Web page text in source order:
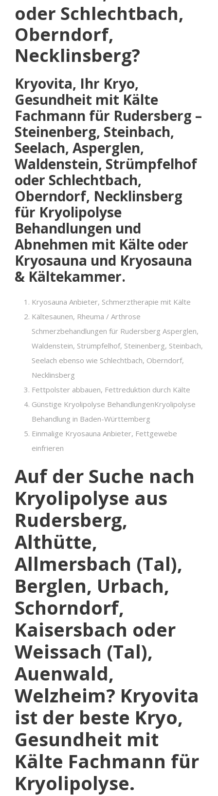
oder Schlechtbach,
Oberndorf,
Necklinsberg?
Kryovita, Ihr Kryo,
Gesundheit mit Kälte
Fachmann für Rudersberg –
Steinenberg, Steinbach,
Seelach, Asperglen,
Waldenstein, Strümpfelhof
oder Schlechtbach,
Oberndorf, Necklinsberg
für Kryolipolyse
Behandlungen und
Abnehmen mit Kälte oder
Kryosauna und Kryosauna
& Kältekammer.
Kryosauna Anbieter, Schmerztherapie mit Kälte
Kältesaunen, Rheuma / Arthrose
Schmerzbehandlungen für Rudersberg Asperglen,
Waldenstein, Strümpfelhof, Steinenberg, Steinbach,
Seelach ebenso wie Schlechtbach, Oberndorf,
Necklinsberg
Fettpolster abbauen, Fettreduktion durch Kälte
Günstige Kryolipolyse BehandlungenKryolipolyse
Behandlung in Baden-Württemberg
Einmalige Kryosauna Anbieter, Fettgewebe
einfrieren
Auf der Suche nach
Kryolipolyse aus
Rudersberg,
Althütte,
Allmersbach (Tal),
Berglen, Urbach,
Schorndorf,
Kaisersbach oder
Weissach (Tal),
Auenwald,
Welzheim? Kryovita
ist der beste Kryo,
Gesundheit mit
Kälte Fachmann für
Kryolipolyse.